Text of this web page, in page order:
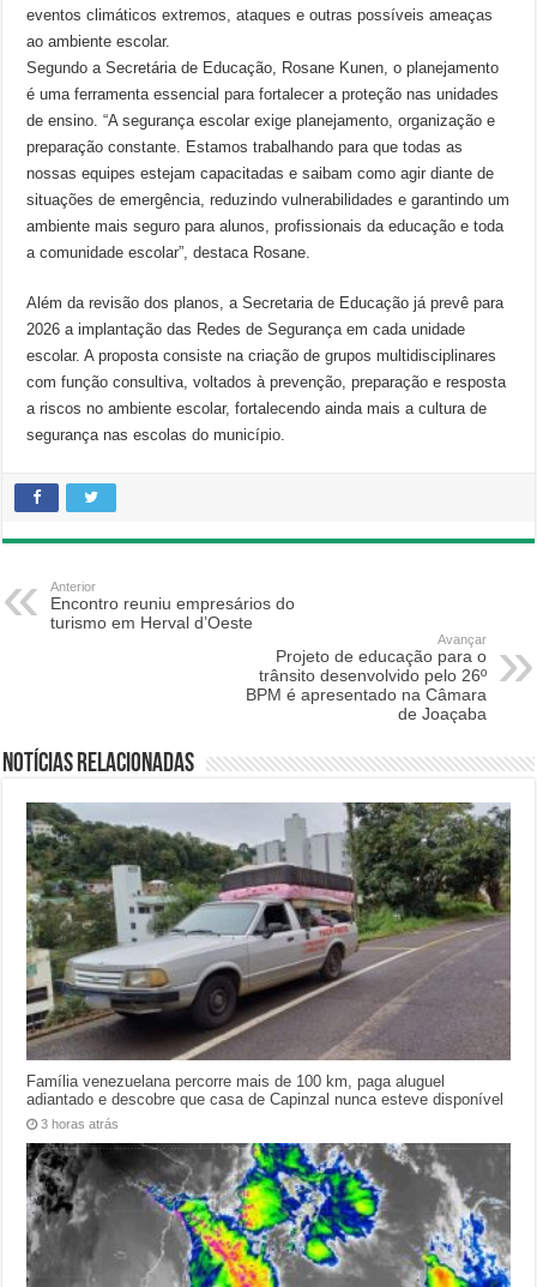
eventos climáticos extremos, ataques e outras possíveis ameaças
ao ambiente escolar.
Segundo a Secretária de Educação, Rosane Kunen, o planejamento
é uma ferramenta essencial para fortalecer a proteção nas unidades
de ensino. “A segurança escolar exige planejamento, organização e
preparação constante. Estamos trabalhando para que todas as
nossas equipes estejam capacitadas e saibam como agir diante de
situações de emergência, reduzindo vulnerabilidades e garantindo um
ambiente mais seguro para alunos, profissionais da educação e toda
a comunidade escolar”, destaca Rosane.
Além da revisão dos planos, a Secretaria de Educação já prevê para
2026 a implantação das Redes de Segurança em cada unidade
escolar. A proposta consiste na criação de grupos multidisciplinares
com função consultiva, voltados à prevenção, preparação e resposta
a riscos no ambiente escolar, fortalecendo ainda mais a cultura de
segurança nas escolas do município.
Anterior
Encontro reuniu empresários do
turismo em Herval d’Oeste
Avançar
Projeto de educação para o
trânsito desenvolvido pelo 26º
BPM é apresentado na Câmara
de Joaçaba
Notícias relacionadas
Família venezuelana percorre mais de 100 km, paga aluguel
adiantado e descobre que casa de Capinzal nunca esteve disponível
3 horas atrás